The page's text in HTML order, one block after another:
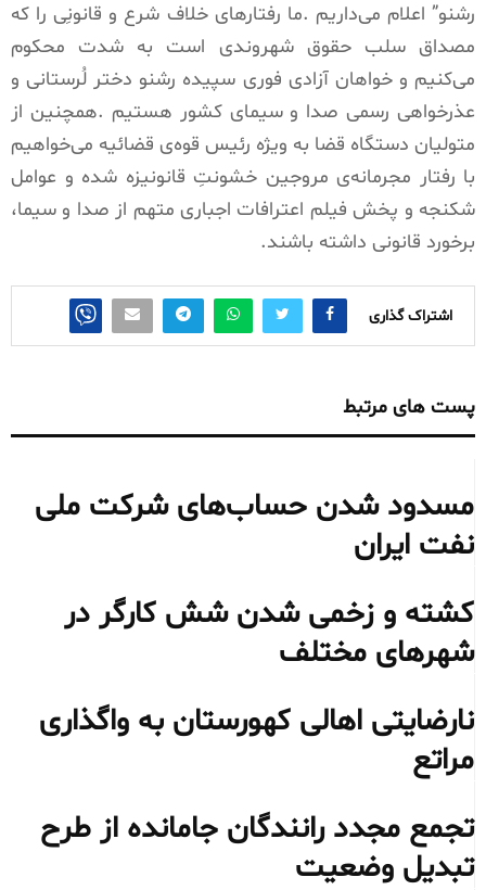
رشنو” اعلام می‌داریم .ما رفتارهای خلاف شرع و قانونِی را که
مصداق سلب حقوق شهروندی است به شدت محکوم
می‌کنیم و خواهان آزادی فوری سپیده رشنو دختر لُرستانی و
عذرخواهی رسمی صدا و سیمای کشور هستیم .همچنین از
متولیان دستگاه قضا به ویژه رئیس قوه‌ی قضائیه می‌خواهیم
با رفتار مجرمانه‌ی مروجین خشونتِ قانونیزه شده و عوامل
شکنجه و پخش فیلم اعترافات اجباری متهم از صدا و سیما،
برخورد قانونی داشته باشند.
اشتراک گذاری
پست های مرتبط
مسدود شدن حساب‌های شرکت ملی
نفت ایران
کشته و زخمی شدن شش کارگر در
شهرهای مختلف
نارضایتی اهالی کهورستان به واگذاری
مراتع
تجمع مجدد رانندگان جامانده از طرح
تبدیل وضعیت